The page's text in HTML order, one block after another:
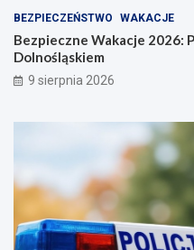
BEZPIECZEŃSTWO WAKACJE
Bezpieczne Wakacje 2026:
Dolnośląskiem
9 sierpnia 2026